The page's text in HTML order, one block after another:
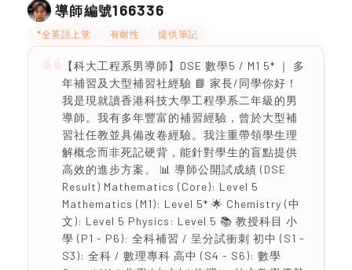
導師編號166336
*全英語上堂 有耐性 提供筆記
【科大工程系男導師】DSE 數學5 / M1 5* ｜ 多
年補習及大型補習社經驗 📘 家長/同學你好！
我是現就讀香港科技大學工程學系二年級的男
導師。我有多年豐富的補習經驗，曾於大型補
習社任教並具備改卷經驗。我注重帶領學生理
解概念而非死記硬背，能針對學生的盲點提供
高效的進步方案。 📊 導師公開試成績 (DSE
Result) Mathematics (Core): Level 5
Mathematics (M1): Level 5* 🌟 Chemistry (中
文): Level 5 Physics: Level 5 📚 教授科目 小
學 (P1 - P6): 全科補習 / 呈分試衝刺 初中 (S1 -
S3): 全科 / 數理專科 高中 (S4 - S6): 數學